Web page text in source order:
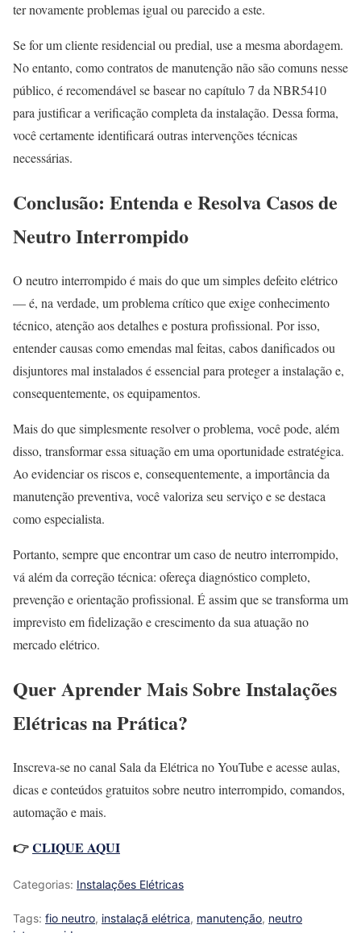
ter novamente problemas igual ou parecido a este.
Se for um cliente residencial ou predial, use a mesma abordagem.
No entanto, como contratos de manutenção não são comuns nesse
público, é recomendável se basear no capítulo 7 da NBR5410
para justificar a verificação completa da instalação. Dessa forma,
você certamente identificará outras intervenções técnicas
necessárias.
Conclusão: Entenda e Resolva Casos de
Neutro Interrompido
O neutro interrompido é mais do que um simples defeito elétrico
— é, na verdade, um problema crítico que exige conhecimento
técnico, atenção aos detalhes e postura profissional. Por isso,
entender causas como emendas mal feitas, cabos danificados ou
disjuntores mal instalados é essencial para proteger a instalação e,
consequentemente, os equipamentos.
Mais do que simplesmente resolver o problema, você pode, além
disso, transformar essa situação em uma oportunidade estratégica.
Ao evidenciar os riscos e, consequentemente, a importância da
manutenção preventiva, você valoriza seu serviço e se destaca
como especialista.
Portanto, sempre que encontrar um caso de neutro interrompido,
vá além da correção técnica: ofereça diagnóstico completo,
prevenção e orientação profissional. É assim que se transforma um
imprevisto em fidelização e crescimento da sua atuação no
mercado elétrico.
Quer Aprender Mais Sobre Instalações
Elétricas na Prática?
Inscreva-se no canal Sala da Elétrica no YouTube e acesse aulas,
dicas e conteúdos gratuitos sobre neutro interrompido, comandos,
automação e mais.
👉CLIQUE AQUI
Categorias: Instalações Elétricas
Tags: fio neutro, instalaçã elétrica, manutenção, neutro